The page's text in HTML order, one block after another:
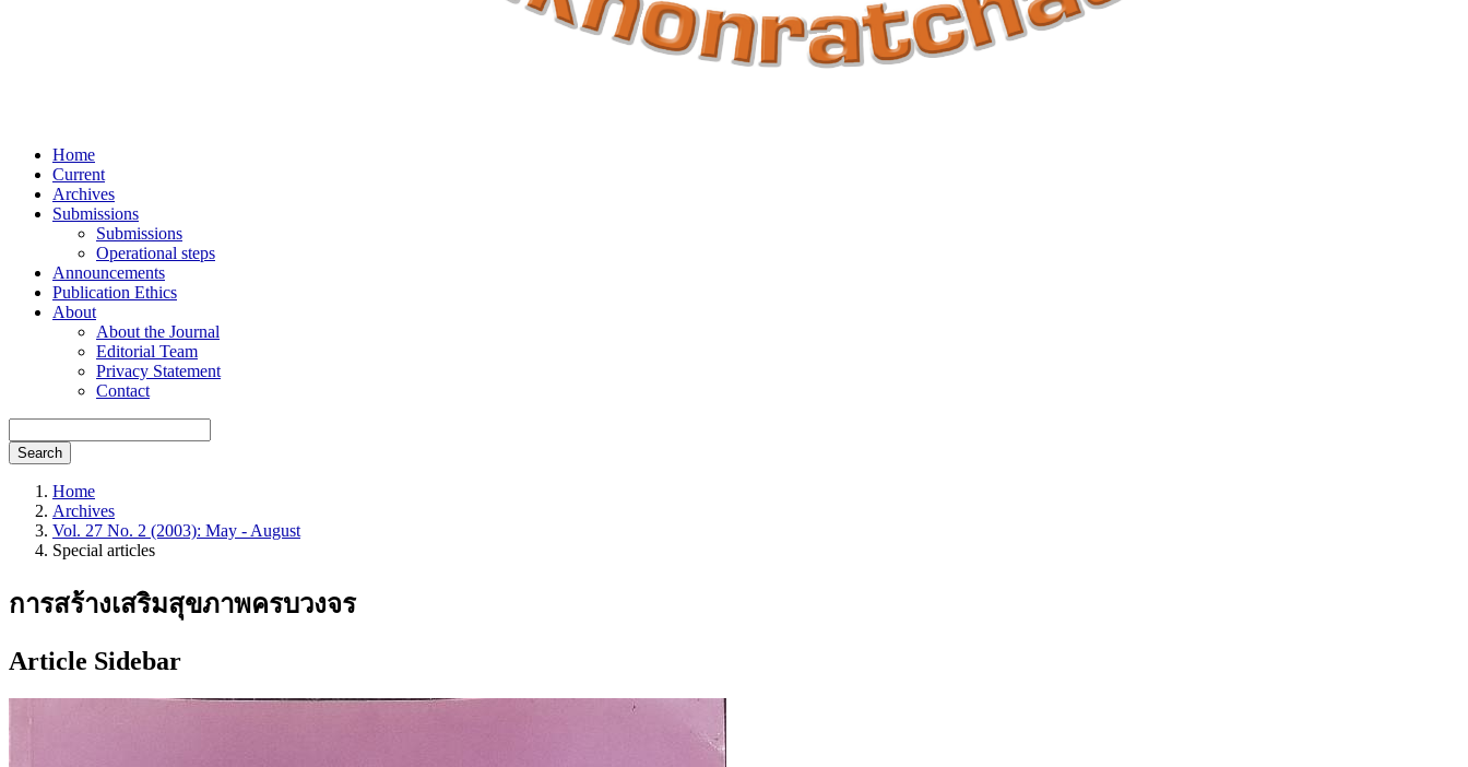
Home
Current
Archives
Submissions
Submissions
Operational steps
Announcements
Publication Ethics
About
About the Journal
Editorial Team
Privacy Statement
Contact
Search
Home
Archives
Vol. 27 No. 2 (2003): May - August
Special articles
การสร้างเสริมสุขภาพครบวงจร
Article Sidebar